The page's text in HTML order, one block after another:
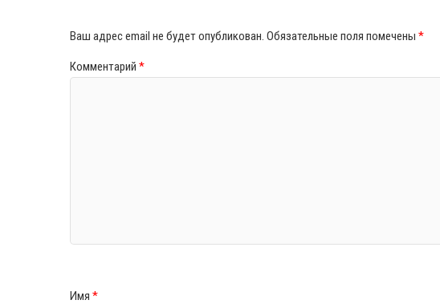
Ваш адрес email не будет опубликован. Обязательные поля помечены *
Комментарий *
Имя *